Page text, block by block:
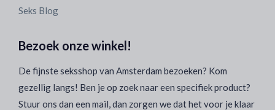
Seks Blog
Bezoek onze winkel!
De fijnste seksshop van Amsterdam bezoeken? Kom
gezellig langs! Ben je op zoek naar een specifiek product?
Stuur ons dan een mail, dan zorgen we dat het voor je klaar